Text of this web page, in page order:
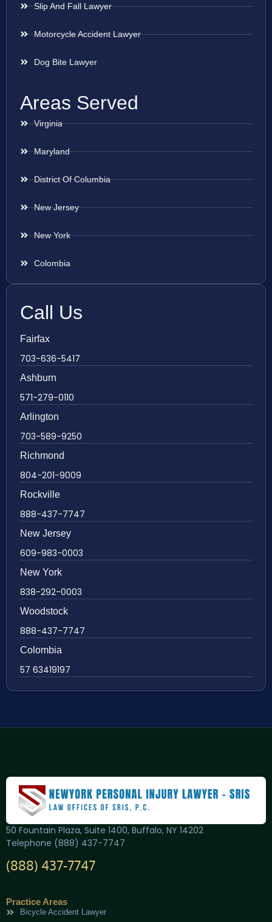
Slip And Fall Lawyer
Motorcycle Accident Lawyer
Dog Bite Lawyer
Areas Served
Virginia
Maryland
District Of Columbia
New Jersey
New York
Colombia
Call Us
Fairfax
703-636-5417
Ashburn
571-279-0110
Arlington
703-589-9250
Richmond
804-201-9009
Rockville
888-437-7747
New Jersey
609-983-0003
New York
838-292-0003
Woodstock
888-437-7747
Colombia
57 63419197
50 Fountain Plaza, Suite 1400, Buffalo, NY 14202
Telephone (888) 437-7747
(888) 437-7747
Practice Areas
Bicycle Accident Lawyer